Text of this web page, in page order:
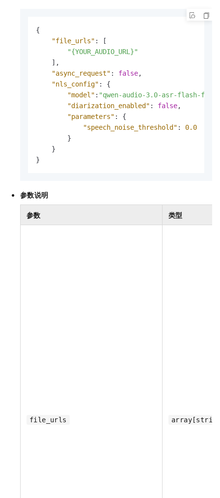
{
"file_urls" :
[
"{YOUR_AUDIO_URL}"
] ,
"async_request" : false,
"nls_config" :
{
"model" : "qwen-audio-3.0-asr-flash-
"diarization_enabled" : false,
"parameters" :
{
"speech_noise_threshold" :
0.0
}
}
}
参数说明
参数 类型
file_urls